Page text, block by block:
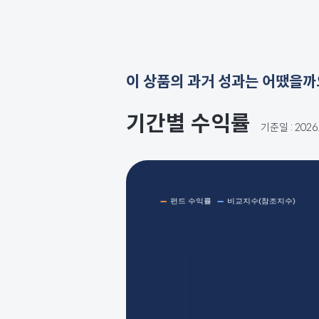
이 상품의 과거 성과는 어땠을
기간별 수익률 기준일 :